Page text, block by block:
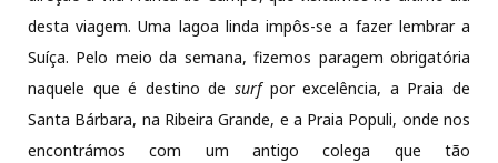
desta viagem. Uma lagoa linda impôs-se a fazer lembrar a
Suíça. Pelo meio da semana, fizemos paragem obrigatória
naquele que é destino de surfpor excelência, a Praia de
Santa Bárbara, na Ribeira Grande, e a Praia Populi, onde nos
encontrámos com um antigo colega que tão